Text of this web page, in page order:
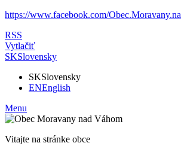
https://www.facebook.com/
RSS
Vytlačiť
SKSlovensky
SKSlovensky
ENEnglish
Menu
Vitajte na stránke obce